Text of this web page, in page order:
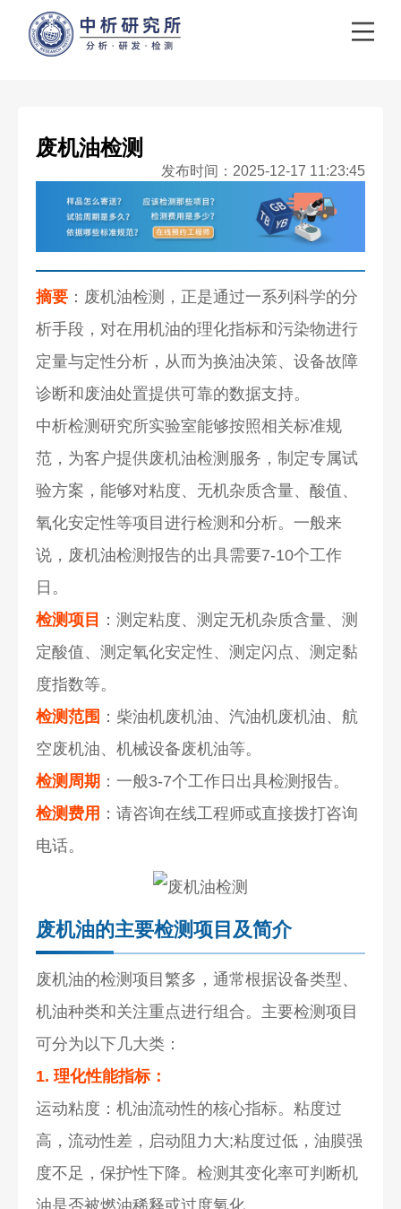
废机油检测
发布时间：2025-12-17 11:23:45
摘要 ：废机油检测，正是通过一系列科学的分
析手段，对在用机油的理化指标和污染物进行
定量与定性分析，从而为换油决策、设备故障
诊断和废油处置提供可靠的数据支持。
中析检测研究所实验室能够按照相关标准规
范，为客户提供废机油检测服务，制定专属试
验方案，能够对粘度、无机杂质含量、酸值、
氧化安定性等项目进行检测和分析。一般来
说，废机油检测报告的出具需要7-10个工作
日。
检测项目
：测定粘度、测定无机杂质含量、测
定酸值、测定氧化安定性、测定闪点、测定黏
度指数等。
检测范围 ：柴油机废机油、汽油机废机油、航
空废机油、机械设备废机油等。
检测周期 ：一般3-7个工作日出具检测报告。
检测费用 ：请咨询在线工程师或直接拨打咨询
电话。
废机油的主要检测项目及简介
废机油的检测项目繁多，通常根据设备类型、
机油种类和关注重点进行组合。主要检测项目
可分为以下几大类：
1. 理化性能指标：
运动粘度：机油流动性的核心指标。粘度过
高，流动性差，启动阻力大;粘度过低，油膜强
度不足，保护性下降。检测其变化率可判断机
油是否被燃油稀释或过度氧化。